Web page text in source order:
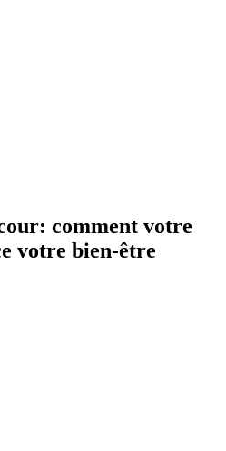
comment votre
votre bien-être